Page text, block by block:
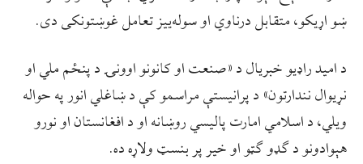
ښو اړیکو، متقابل درناوي او سوله‌ییز تعامل غوښتونکی دی.
د اميد راډيو خبريال د «صنعت او کانونو اوونۍ د پنځم ملي او
نړیوال نندارتون» د پرانیستې مراسمو کې د ښاغلي انور په حواله
ويلي، د اسلامي امارت پاليسي روښانه او د افغانستان او نورو
هېوادونو د ګډو ګټو او خیر پر بنسټ ولاړه ده.